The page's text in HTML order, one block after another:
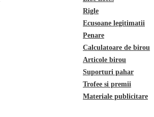
Rigle
Ecusoane legitimatii
Penare
Calculatoare de birou
Articole birou
Suporturi pahar
Trofee si premii
Materiale publicitare